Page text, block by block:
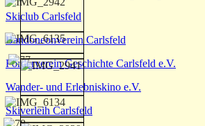
Skiclub Carlsfeld
Bandoneonverein Carlsfeld
Förderverein Geschichte Carlsfeld e.V.
Wander- und Erlebniskino e.V.
Skiverleih Carlsfeld